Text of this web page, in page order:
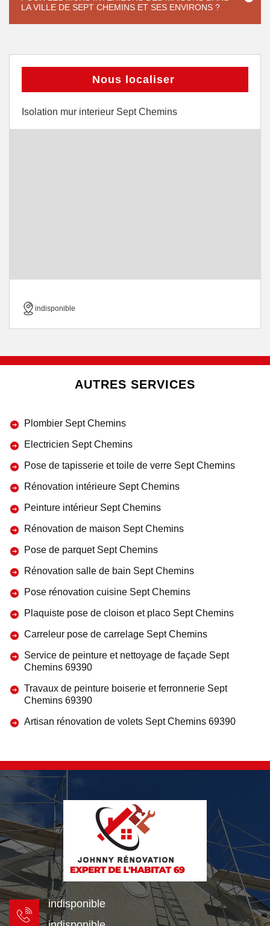
LA VILLE DE SEPT CHEMINS ET SES ENVIRONS ?
Nous localiser
Isolation mur interieur Sept Chemins
indisponible
AUTRES SERVICES
Plombier Sept Chemins
Electricien Sept Chemins
Pose de tapisserie et toile de verre Sept Chemins
Rénovation intérieure Sept Chemins
Peinture intérieur Sept Chemins
Rénovation de maison Sept Chemins
Pose de parquet Sept Chemins
Rénovation salle de bain Sept Chemins
Pose rénovation cuisine Sept Chemins
Plaquiste pose de cloison et placo Sept Chemins
Carreleur pose de carrelage Sept Chemins
Service de peinture et nettoyage de façade Sept
Chemins 69390
Travaux de peinture boiserie et ferronnerie Sept
Chemins 69390
Artisan rénovation de volets Sept Chemins 69390
indisponible